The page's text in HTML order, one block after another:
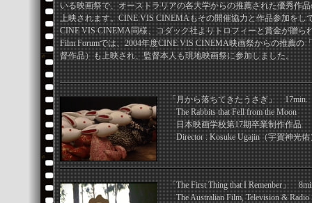
いる映画祭で、オーストラリアの各大学からの推薦された優秀作
上映されます。CINE VIS CINEMAもその開催協力と作品参加をし
CINE VIS CINEMA同様、コダック社よりトロフィーと賞金が贈られ
Film Forumでは、2004年度CINE VIS CINEMA映画祭からの推薦の
督作品）も上映され、監督本人も現地映画祭に参加しました。
「月から落ちてきたうさぎ」 17min.
The Rabbits that Fell from the Moon
日本映画学校第17期卒業制作作品
Director : Kosuke Ugajin（宇賀神光佑
「The First Thing that I Remenber」
The Australian Film, Television & Radio